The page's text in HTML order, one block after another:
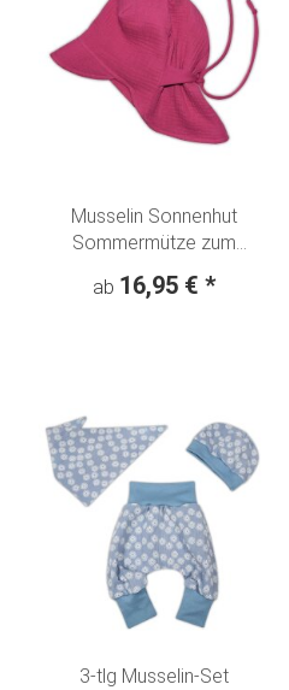
Musselin Sonnenhut
Sommermütze zum
ab 16,95 € *
3-tlg Musselin-Set